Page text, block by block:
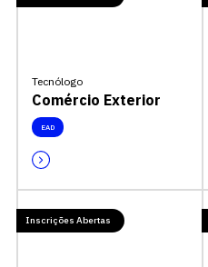
Tecnólogo
Comércio Exterior
EAD
Inscrições Abertas